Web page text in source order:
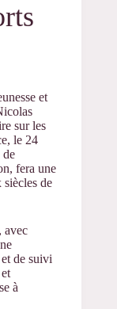
et
sur les
le 24
de
fera une
de
avec
de suivi
à